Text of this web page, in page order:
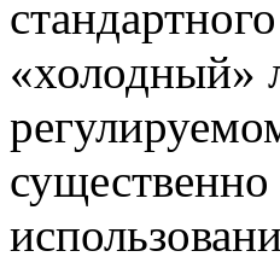
«холодный»